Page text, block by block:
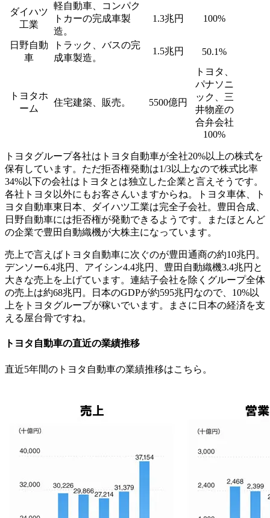
ダイハツ
工業
軽自動車、コンパク
トカーの完成車製
造。
1.3兆円 100%
日野自動
車
トラック、バスの完
成車製造。
1.5兆円 50.1%
トヨタホ
ーム
住宅建築、販売。 5500億円
トヨタ、
パナソニ
ック、三
井物産の
合弁会社
100%
トヨタグループ各社はトヨタ自動車が全社20%以上の株式を
保有しています。ただ拒否権発動は1/3以上なので株式比率
34%以下の会社はトヨタとは独立した企業と言えそうです。
各社トヨタ以外にもお客さんいますからね。トヨタ車体、ト
ヨタ自動車東日本、ダイハツ工業は完全子会社。豊田合成、
日野自動車には拒否権が発動できるようです。またほとんど
の企業で豊田自動織機が大株主になっています。
売上で言えばトヨタ自動車に次ぐのが豊田通商の約10兆円。
デンソー6.4兆円、アイシン4.4兆円、豊田自動織機3.4兆円と
大きな売上を上げています。連結子会社を除くグループ全体
の売上は約68兆円。日本のGDPが約595兆円なので、10%以
上をトヨタグループが稼いでいます。まさに日本の経済を支
える屋台骨ですね。
トヨタ自動車の直近の業績推移
直近5年間のトヨタ自動車の業績推移はこちら。